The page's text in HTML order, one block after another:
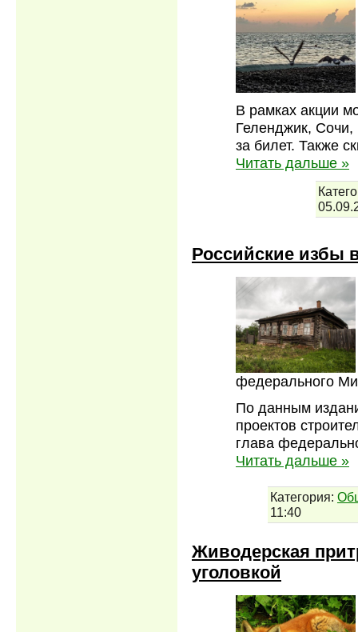
В рамках акции
Геленджик,
за билет. Также
Читать дальше »
Российские избы
федерального
По данным
проектов
глава
Читать дальше »
Категория:
11:40
Живодерская
уголовкой